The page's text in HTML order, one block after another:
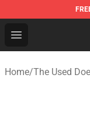
Open menu
The Used
Home/The Used